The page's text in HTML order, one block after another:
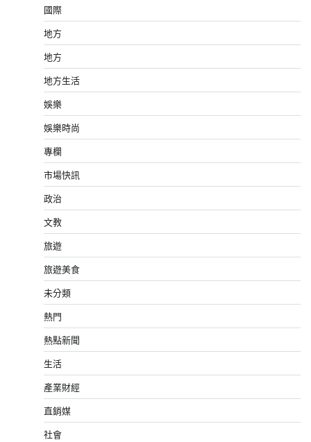
國際
地方
地方
地方生活
娛樂
娛樂時尚
專欄
市場快訊
政治
文教
旅遊
旅遊美食
未分類
熱門
熱點新聞
生活
產業財經
直銷媒
社會